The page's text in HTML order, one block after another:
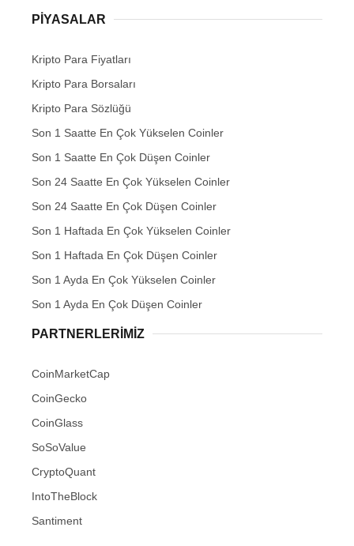
PIYASALAR
Kripto Para Fiyatları
Kripto Para Borsaları
Kripto Para Sözlüğü
Son 1 Saatte En Çok Yükselen Coinler
Son 1 Saatte En Çok Düşen Coinler
Son 24 Saatte En Çok Yükselen Coinler
Son 24 Saatte En Çok Düşen Coinler
Son 1 Haftada En Çok Yükselen Coinler
Son 1 Haftada En Çok Düşen Coinler
Son 1 Ayda En Çok Yükselen Coinler
Son 1 Ayda En Çok Düşen Coinler
PARTNERLERIMIZ
CoinMarketCap
CoinGecko
CoinGlass
SoSoValue
CryptoQuant
IntoTheBlock
Santiment